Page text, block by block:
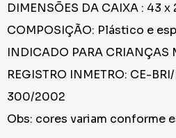
DIMENSÕES DA CAIXA : 43 x
COMPOSIÇÃO: Plástico e
INDICADO PARA CRIANÇAS
REGISTRO INMETRO: CE-
300/2002
Obs: cores variam conforme